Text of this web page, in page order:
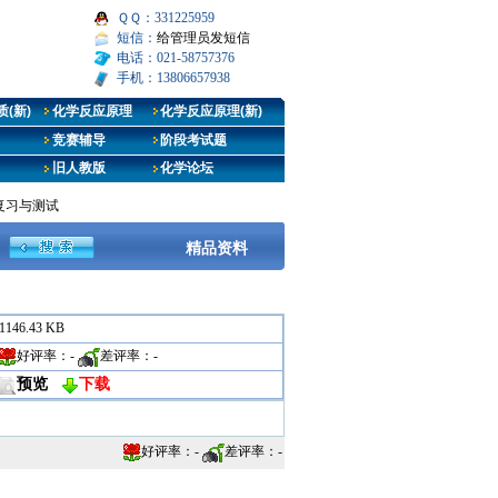
ＱＱ：331225959
短信： 给管理员发短信
电话：021-58757376
手机：13806657938
(新) 化学反应原理
化学反应原理(新)
竞赛辅导
阶段考试题
旧人教版 化学论坛
习与测试
精品资料
1146.43 KB
好评率： - 差评率： -
预览 下载
好评率： - 差评率： -